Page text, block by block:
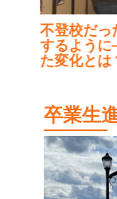
不登校だっ
するよう
た変化とは
卒業生